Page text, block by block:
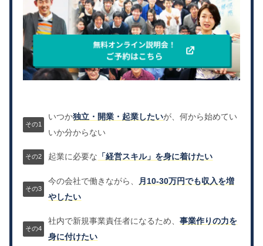
いつか独立・開業・起業したいが、何から始めてい
いか分からない
起業に必要な 「経営スキル」を身に着けたい
今の会社で働きながら、
月10-30万円でも収入を増
やしたい
社内で新規事業責任者になるため、事業作りの力を
身に付けたい